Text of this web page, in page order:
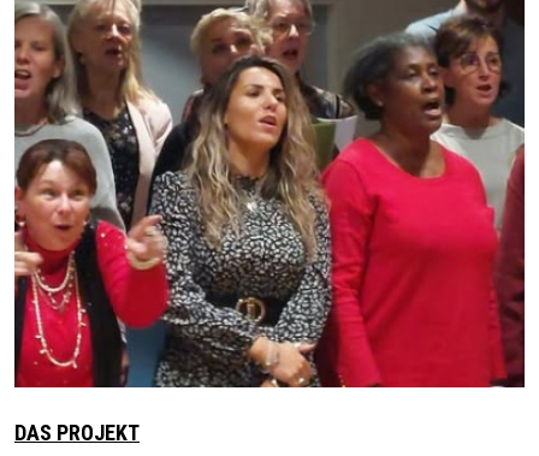
Légende
DAS PROJEKT